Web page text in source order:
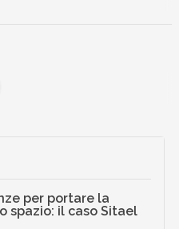
per portare la
spazio: il caso Sitael